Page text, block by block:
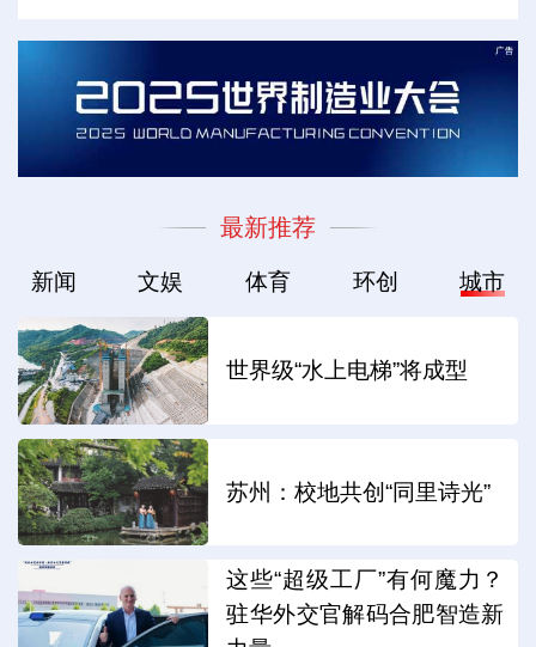
最新推荐
新闻 文娱 体育 环创 城市
世界级“水上电梯”将成型
苏州：校地共创“同里诗光”
这些“超级工厂”有何魔力？
驻华外交官解码合肥智造新